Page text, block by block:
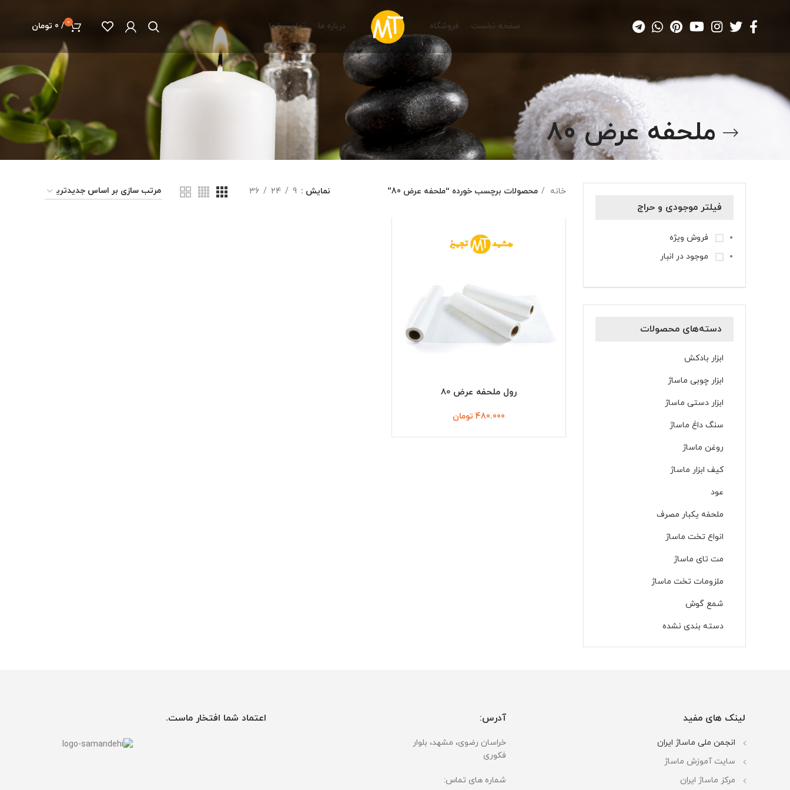
صفحه نخست فروشگاه درباره ما تماس با ما 0
/
0 تومان
ملحفه عرض 80
فیلتر موجودی و حراج
فروش ویژه
موجود در انبار
دسته‌های محصولات
ابزار بادکش
ابزار چوبی ماساژ
ابزار دستی ماساژ
سنگ داغ ماساژ
روغن ماساژ
کیف ابزار ماساژ
عود
ملحفه یکبار مصرف
انواع تخت ماساژ
مت تای ماساژ
ملزومات تخت ماساژ
شمع گوش
دسته بندی نشده
خانه محصولات برچسب خورده “ملحفه عرض 80” نمایش 9
24
36
رول ملحفه عرض 80
480.000 تومان
لینک های مفید
انجمن ملی ماساژ ایران
سایت آموزش ماساژ
مرکز ماساژ ایران
آدرس:
خراسان رضوی، مشهد، بلوار
فکوری
شماره های تماس:
اعتماد شما افتخار ماست.